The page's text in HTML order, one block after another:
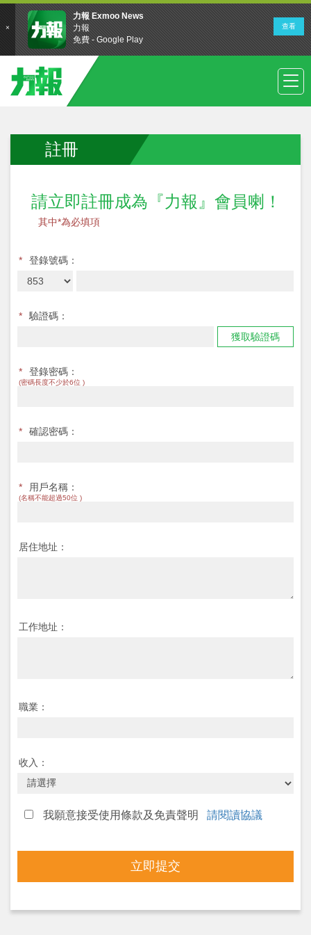
註冊
請立即註冊成為『力報』會員喇！
其中*為必填項
* 登錄號碼：
*
驗證碼：
獲取驗證碼
* 登錄密碼：
(密碼長度不少於6位 )
* 確認密碼：
* 用戶名稱：
(名稱不能超過50位 )
居住地址：
工作地址：
職業：
收入：
我願意接受使用條款及免責聲明 請閱讀協議